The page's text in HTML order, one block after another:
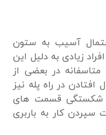
آسیب به ستون
زیادی به دلیل این
در بعضی از
در راه پله نیز
شکستگی قسمت های
کار به باربری